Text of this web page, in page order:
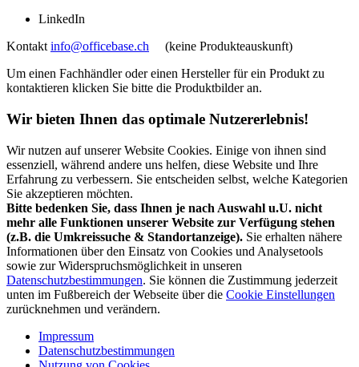
LinkedIn
Kontakt info@officebase.ch
(keine Produkteauskunft)
Um einen Fachhändler oder einen Hersteller für ein Produkt zu
kontaktieren klicken Sie bitte die Produktbilder an.
Wir bieten Ihnen das optimale Nutzererlebnis!
Wir nutzen auf unserer Website Cookies. Einige von ihnen sind
essenziell, während andere uns helfen, diese Website und Ihre
Erfahrung zu verbessern. Sie entscheiden selbst, welche Kategorien
Sie akzeptieren möchten.
Bitte bedenken Sie, dass Ihnen je nach Auswahl u.U. nicht
mehr alle Funktionen unserer Website zur Verfügung stehen
(z.B. die Umkreissuche & Standortanzeige). Sie erhalten nähere
Informationen über den Einsatz von Cookies und Analysetools
sowie zur Widerspruchsmöglichkeit in unseren
Datenschutzbestimmungen. Sie können die Zustimmung jederzeit
unten im Fußbereich der Webseite über die Cookie Einstellungen
zurücknehmen und verändern.
Impressum
Datenschutzbestimmungen